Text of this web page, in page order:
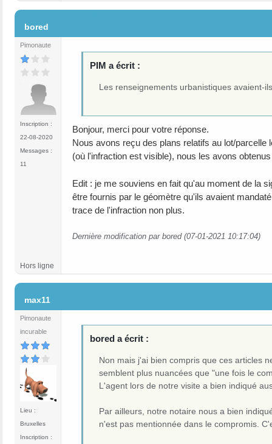
bored
Pimonaute
Inscription :
22-08-2020
Messages :
11
PIM a écrit :
Les renseignements urbanistiques avaient-
Bonjour, merci pour votre réponse.
Nous avons reçu des plans relatifs au lot/
(où l'infraction est visible), nous les avons
Edit : je me souviens en fait qu'au moment de la
être fournis par le géomètre qu'ils avaient
trace de l'infraction non plus.
Dernière modification par bored (07-01-2021 10:17:04)
Hors ligne
max11
Pimonaute
incurable
Lieu :
Bruxelles
Inscription :
bored a écrit :
Non mais j'ai bien compris que ces articles
semblent plus nuancées que "une fois le
L'agent lors de notre visite a bien indiqué
Par ailleurs, notre notaire nous a bien
n'est pas mentionnée dans le compromis.